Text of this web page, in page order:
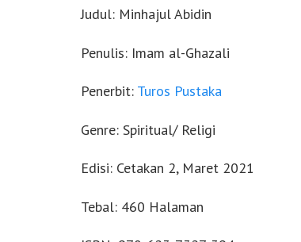
Judul: Minhajul Abidin
Penulis: Imam al-Ghazali
Penerbit: Turos Pustaka
Genre: Spiritual/ Religi
Edisi: Cetakan 2, Maret 2021
Tebal: 460 Halaman